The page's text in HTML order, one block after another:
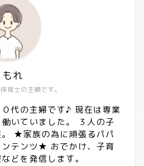
育士の主婦です。
もれ
代の主婦です♪ 現在は専業
いていました。 ３人の子
★家族の為に頑張るパパ
テンツ★ おでかけ、子育
どを発信します。